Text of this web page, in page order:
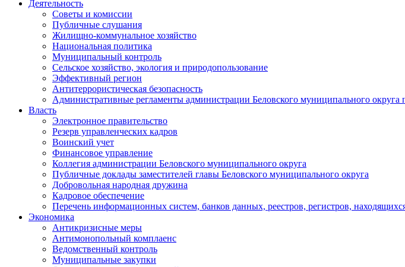
Деятельность
Советы и комиссии
Публичные слушания
Жилищно-коммунальное хозяйство
Национальная политика
Муниципальный контроль
Сельское хозяйство, экология и природопользование
Эффективный регион
Антитеррористическая безопасность
Административные регламенты администрации Беловского муниципального
Власть
Электронное правительство
Резерв управленческих кадров
Воинский учет
Финансовое управление
Коллегия администрации Беловского муниципального округа
Публичные доклады заместителей главы Беловского муниципального округа
Добровольная народная дружина
Кадровое обеспечение
Перечень информационных систем, банков данных, реестров, регистров,
Экономика
Антикризисные меры
Антимонопольный комплаенс
Ведомственный контроль
Муниципальные закупки